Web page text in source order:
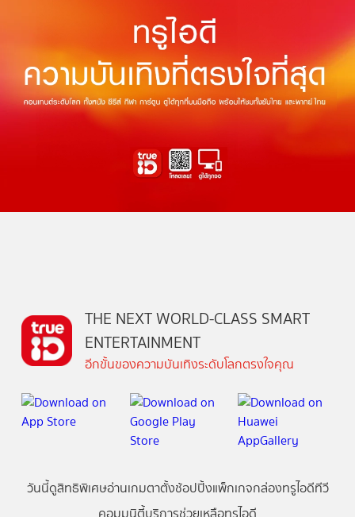
THE NEXT WORLD-CLASS SMART
ENTERTAINMENT
อีกขั้นของความบันเทิงระดับโลกตรงใจคุณ
วันนี้ดูสิทธิพิเศษอ่านเกมตาตั้งช้อปปิ้งแพ็กเกจกล่องทรูไอดีทีวี
คอมมูนิตี้บริการช่วยเหลือทรูไอดี